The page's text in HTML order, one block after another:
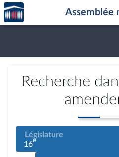
Aller au contenu
Aller en bas de la page
Accèder
à la
page
Assemblée
Recherche
Législature
16e